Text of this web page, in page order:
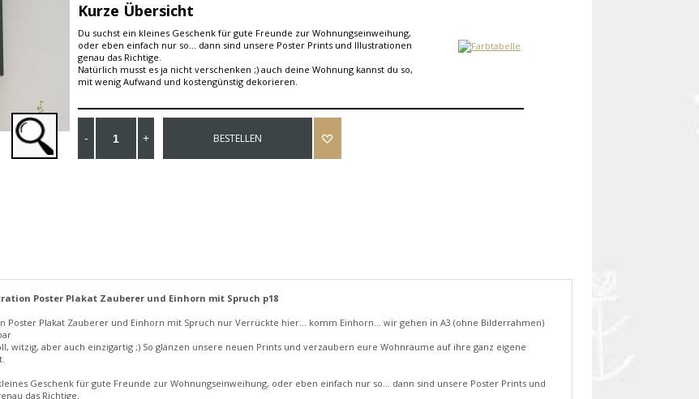
Kurze Übersicht
Du suchst ein kleines Geschenk für gute Freunde zur Wohnungseinweihung,
oder eben einfach nur so... dann sind unsere Poster Prints und Illustrationen
genau das Richtige.
Natürlich musst es ja nicht verschenken ;) auch deine Wohnung kannst du so,
mit wenig Aufwand und kostengünstig dekorieren.
BESTELLEN
Poster Plakat Zauberer und Einhorn mit Spruch p18
Poster Plakat Zauberer und Einhorn mit Spruch nur Verrückte hier... komm Einhorn... wir gehen in A3 (ohne Bilderrahmen)
witzig, aber auch einzigartig ;) So glänzen unsere neuen Prints und verzaubern eure Wohnräume auf ihre ganz eigene
Geschenk für gute Freunde zur Wohnungseinweihung, oder eben einfach nur so... dann sind unsere Poster Prints und
das Richtige.